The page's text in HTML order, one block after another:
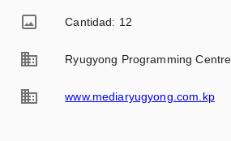
Cantidad: 12
Ryugyong Programming Centre
www.mediaryugyong.com.kp